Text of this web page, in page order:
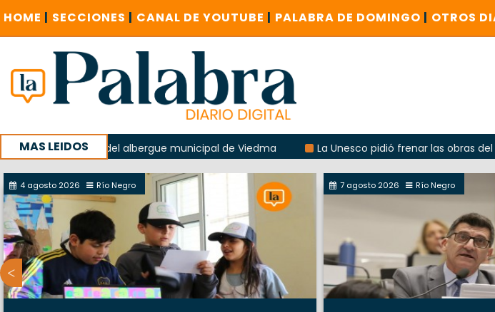
HOME | SECCIONES | CANAL DE YOUTUBE | PALABRA DE DOMINGO | OTROS
MAS LEIDOS
la explosión del albergue municipal de Viedma La Unesco pidió frenar las obras del
con un encuentro provincial en Roca
4 agosto 2026 Río Negro 7 agosto 2026 Río Negro